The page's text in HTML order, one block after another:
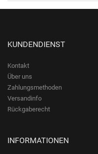
KUNDENDIENST
Kontakt
Über uns
Zahlungsmethoden
Versandinfo
Rückgaberecht
INFORMATIONEN